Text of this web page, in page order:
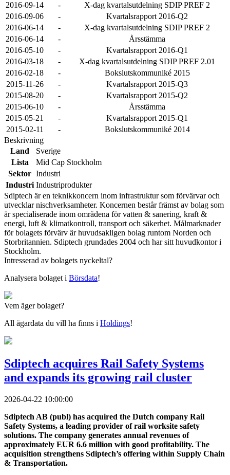
2016-09-14
-
X-dag kvartalsutdelning SDIP PREF 2
2016-09-06
-
Kvartalsrapport 2016-Q2
2016-06-14
-
X-dag kvartalsutdelning SDIP PREF 2
2016-06-14
-
Årsstämma
2016-05-10
-
Kvartalsrapport 2016-Q1
2016-03-18
-
X-dag kvartalsutdelning SDIP PREF 2.01
2016-02-18
-
Bokslutskommuniké 2015
2015-11-26
-
Kvartalsrapport 2015-Q3
2015-08-20
-
Kvartalsrapport 2015-Q2
2015-06-10
-
Årsstämma
2015-05-21
-
Kvartalsrapport 2015-Q1
2015-02-11
-
Bokslutskommuniké 2014
Beskrivning
Land
Sverige
Lista
Mid Cap Stockholm
Sektor Industri
Industri Industriprodukter
Sdiptech är en teknikkoncern inom infrastruktur som förvärvar och
utvecklar nischverksamheter. Koncernen består främst av bolag som
är specialiserade inom områdena för vatten & sanering, kraft &
energi, luft & klimatkontroll, transport och säkerhet. Målmarknader
för bolagets förvärv är huvudsakligen bolag runtom Norden och
Storbritannien. Sdiptech grundades 2004 och har sitt huvudkontor i
Stockholm.
Intresserad av bolagets nyckeltal?
Analysera bolaget i Börsdata!
Vem äger bolaget?
All ägardata du vill ha finns i Holdings!
Sdiptech acquires Rail Safety Systems
and expands its growing rail cluster
2026-04-22 10:00:00
Sdiptech AB (publ) has acquired the Dutch company Rail
Safety Systems, a leading provider of rail worksite safety
solutions. The company generates annual revenues of
approximately EUR 6.6 million with good profitability. The
acquisition strengthens Sdiptech’s offering within Supply Chain
& Transportation.